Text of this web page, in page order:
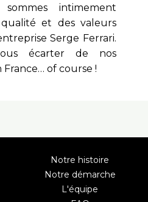
intimement
et des valeurs
Serge Ferrari.
écarter de nos
of course !
Notre histoire
Notre démarche
L'équipe